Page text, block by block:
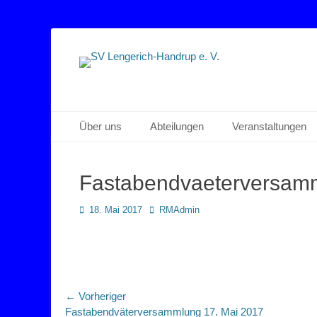
SV Lengerich-
Sportverein Lengerich Handrup
Primäres Menü
Zum
Inhalt
Über uns Abteilungen Veranstaltungen
Posted
18. Mai 2017 AutorRMAdmin
Beitragsnavigation
← Vorheriger
Vorheriger
Fastabendväterversammlung 17. Mai 2017